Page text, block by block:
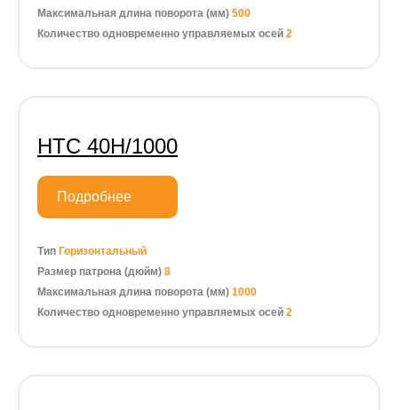
Максимальная длина поворота (мм) 500
Количество одновременно управляемых осей 2
HTC 40H/1000
Подробнее
Тип Горизонтальный
Размер патрона (дюйм) 8
Максимальная длина поворота (мм) 1000
Количество одновременно управляемых осей 2